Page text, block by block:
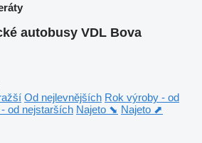
autobusy VDL Bova
Od nejlevnějších Rok výroby - od
od nejstarších Najeto ⬊ Najeto ⬈